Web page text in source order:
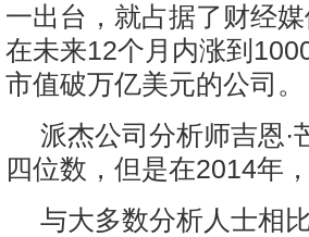
一出台，就占据了财经
在未来12个月内涨到
市值破万亿美元的公司。
派杰公司分析师吉恩·
四位数，但是在2014年
与大多数分析人士相